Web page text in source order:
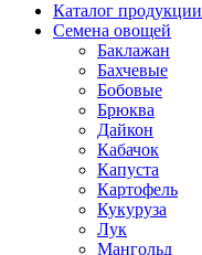
Каталог продукции
Семена овощей
Баклажан
Бахчевые
Бобовые
Брюква
Дайкон
Кабачок
Капуста
Картофель
Кукуруза
Лук
Мангольд